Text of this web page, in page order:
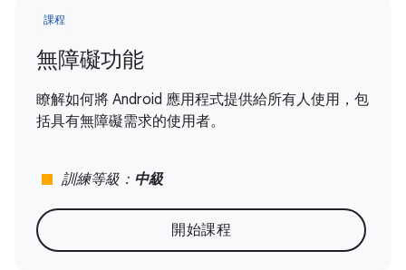
課程
無障礙功能
瞭解如何將 Android 應用程式提供給所有人使用，包
括具有無障礙需求的使用者。
stop 訓練等級： 中級
開始課程